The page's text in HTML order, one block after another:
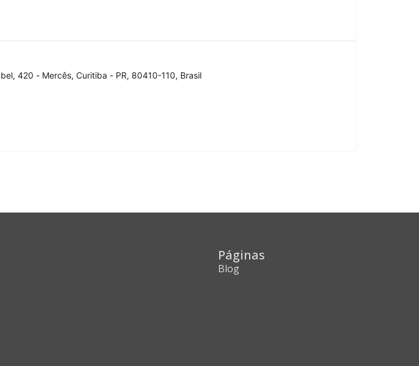
420 - Mercês, Curitiba - PR, 80410-110, Brasil
Páginas
Blog